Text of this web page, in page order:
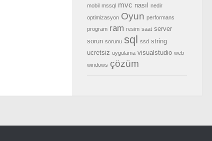
mobil mssql mvc nasıl
nedir
optimizasyon Oyun performans
program ram resim saat server
sorun sorunu sql ssd string
ucretsiz uygulama visualstudio web
windows çözüm